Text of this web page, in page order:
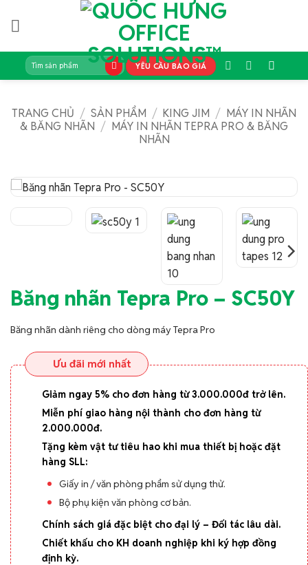
qua
Tìm
kiếm:
YÊU CẦU BÁO GIÁ
TRANG CHỦ / SẢN PHẨM / KING JIM / MÁY IN NHÃN
& BĂNG NHÃN / MÁY IN NHÃN TEPRA PRO & BĂNG
NHÃN
Băng nhãn Tepra Pro – SC50Y
Băng nhãn dành riêng cho dòng máy Tepra Pro
Ưu đãi mới nhất
Giảm ngay 5% cho đơn hàng từ 3.000.000đ trở lên.
Miễn phí giao hàng nội thành cho đơn hàng từ
2.000.000đ.
Tặng kèm vật tư tiêu hao khi mua thiết bị hoặc đặt
hàng SLL:
Giấy in / văn phòng phẩm sử dụng thử.
Bộ phụ kiện văn phòng cơ bản.
Chính sách giá đặc biệt cho đại lý – Đối tác lâu dài.
Chiết khấu cho KH doanh nghiệp khi ký hợp đồng
định kỳ.